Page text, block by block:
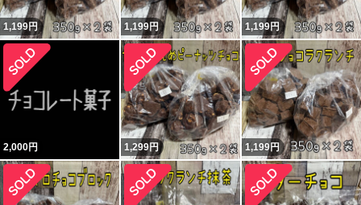
1,199円 1,199円 1,199円
2,000円 1,299円 1,199円